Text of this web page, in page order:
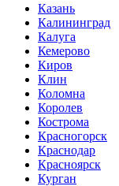
Казань
Калининград
Калуга
Кемерово
Киров
Клин
Коломна
Королев
Кострома
Красногорск
Краснодар
Красноярск
Курган